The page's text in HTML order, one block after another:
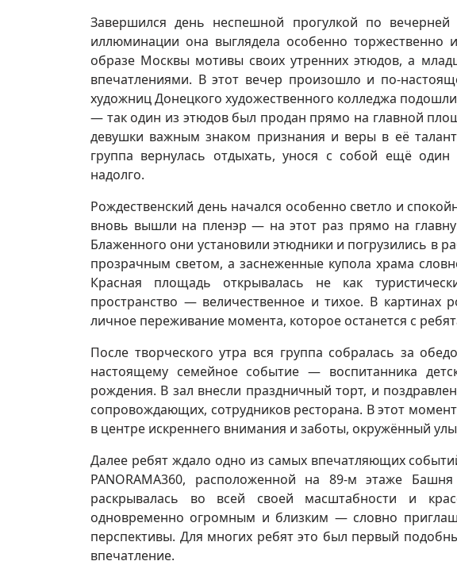
Завершился день неспешной прогулкой по
иллюминации она выглядела особенно торжественно
образе Москвы мотивы своих утренних этюдов, а
впечатлениями. В этот вечер произошло и по-
художниц Донецкого художественного колледжа
— так один из этюдов был продан прямо на главной
девушки важным знаком признания и веры в её
группа вернулась отдыхать, унося с собой ещё
надолго.
Рождественский день начался особенно светло и
вновь вышли на пленэр — на этот раз прямо на
Блаженного они установили этюдники и погрузились в
прозрачным светом, а заснеженные купола храма
Красная площадь открывалась не как
пространство — величественное и тихое. В
личное переживание момента, которое останется с
После творческого утра вся группа собралась за
настоящему семейное событие — воспитанника
рождения. В зал внесли праздничный торт, и
сопровождающих, сотрудников ресторана. В этот
в центре искреннего внимания и заботы, окружённый
Далее ребят ждало одно из самых впечатляющих
PANORAMA360, расположенной на 89-м этаже
раскрывалась во всей своей масштабности и
одновременно огромным и близким — словно
перспективы. Для многих ребят это был первый
впечатление.